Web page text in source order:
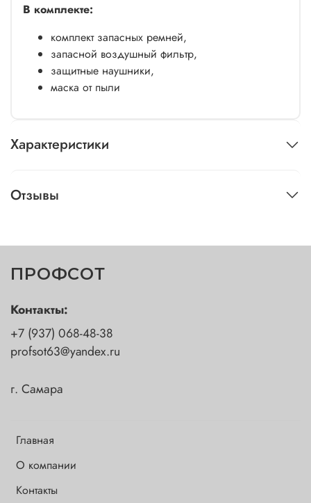
В комплекте:
комплект запасных ремней,
запасной воздушный фильтр,
защитные наушники,
маска от пыли
Характеристики
Отзывы
ПРОФСОТ
Главная
О компании
Контакты
Контакты:
+7 (937) 068-48-38
profsot63@yandex.ru
г. Самара